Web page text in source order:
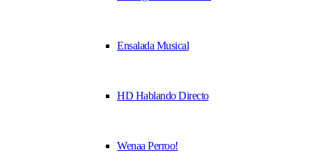
Ensalada Musical
HD Hablando Directo
Wenaa Perroo!